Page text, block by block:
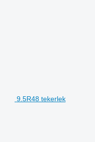
9.5R48 tekerlek